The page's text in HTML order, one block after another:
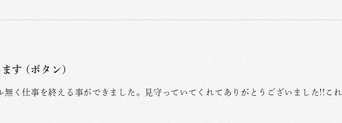
す (ボタン)
無く仕事を終える事ができました。見守っていてくれてありがとうございました!!こ